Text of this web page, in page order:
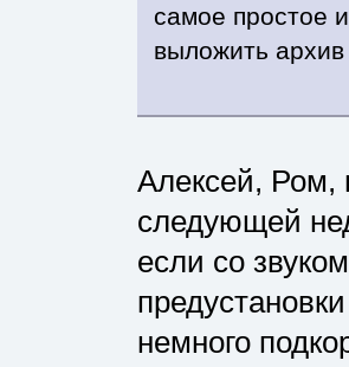
самое простое
выложить
Алексей, Ром,
следующей
если со
немного